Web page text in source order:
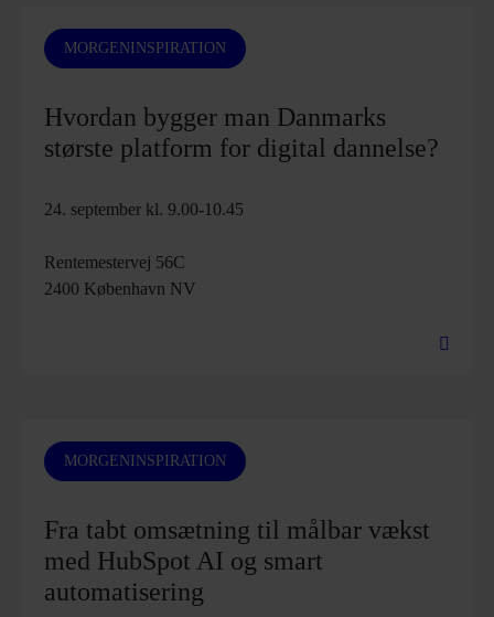
MORGENINSPIRATION
Hvordan bygger man Danmarks
største platform for digital dannelse?
24. september kl. 9.00-10.45
Rentemestervej 56C
2400 København NV
MORGENINSPIRATION
Fra tabt omsætning til målbar vækst
med HubSpot AI og smart
automatisering